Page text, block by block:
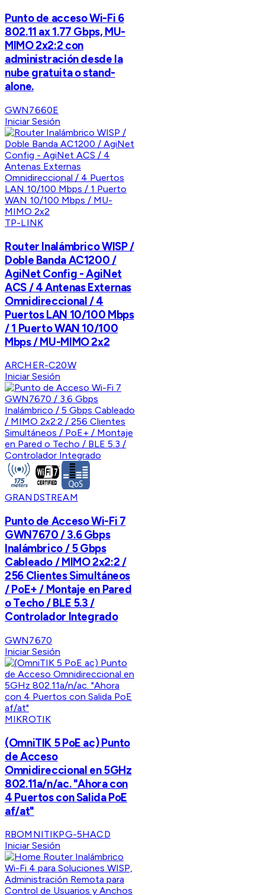
Punto de acceso Wi-Fi 6
802.11 ax 1.77 Gbps, MU-
MIMO 2x2:2 con
administración desde la
nube gratuita o stand-
alone.
GWN7660E
Iniciar Sesión
TP-LINK
Router Inalámbrico WISP /
Doble Banda AC1200 /
AgiNet Config - AgiNet
ACS / 4 Antenas Externas
Omnidireccional / 4
Puertos LAN 10/100 Mbps
/ 1 Puerto WAN 10/100
Mbps / MU-MIMO 2x2
ARCHER-C20W
Iniciar Sesión
GRANDSTREAM
Punto de Acceso Wi-Fi 7
GWN7670 / 3.6 Gbps
Inalámbrico / 5 Gbps
Cableado / MIMO 2x2:2 /
256 Clientes Simultáneos
/ PoE+ / Montaje en Pared
o Techo / BLE 5.3 /
Controlador Integrado
GWN7670
Iniciar Sesión
MIKROTIK
(OmniTIK 5 PoE ac) Punto
de Acceso
Omnidireccional en 5GHz
802.11a/n/ac. "Ahora con
4 Puertos con Salida PoE
af/at"
RBOMNITIKPG-5HACD
Iniciar Sesión